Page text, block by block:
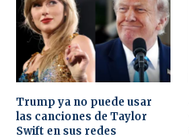
Trump ya no puede usar
las canciones de Taylor
Swift en sus redes